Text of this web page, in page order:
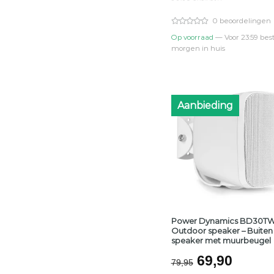
was:
€129,95.
0 beoordelingen
Op voorraad — Voor 23:59
morgen in huis
Aanbieding
Power Dynamics
Outdoor speaker – Buiten
speaker met muurbeugel
79,95 69,90